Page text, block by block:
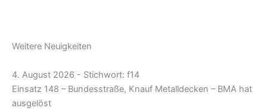
Weitere Neuigkeiten
4. August 2026 - Stichwort: f14
Einsatz 148 – Bundesstraße, Knauf Metalldecken – BMA hat
ausgelöst